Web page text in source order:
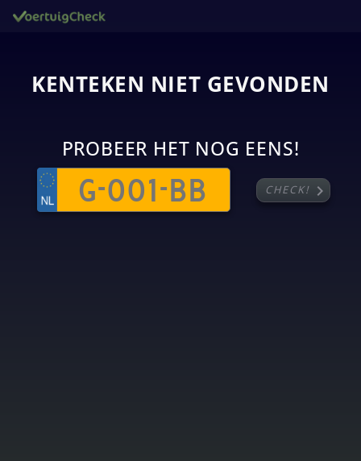
KENTEKEN NIET GEVONDEN
PROBEER HET NOG EENS!
CHECK! chevron_right